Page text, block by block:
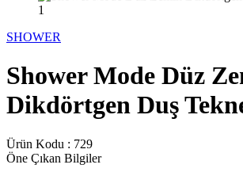
SHOWER
Shower Mode Düz
Dikdörtgen Duş
Ürün Kodu : 729
Öne Çıkan Bilgiler